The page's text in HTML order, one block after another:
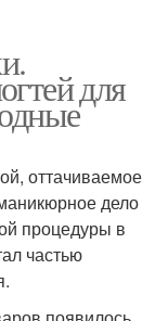
для
оттачиваемое
дело
процедуры в
частью